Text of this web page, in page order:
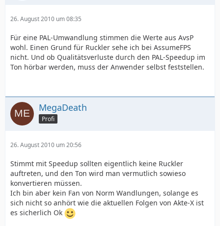
26. August 2010 um 08:35
Für eine PAL-Umwandlung stimmen die Werte aus AvsP
wohl. Einen Grund für Ruckler sehe ich bei AssumeFPS
nicht. Und ob Qualitätsverluste durch den PAL-Speedup im
Ton hörbar werden, muss der Anwender selbst feststellen.
MegaDeath
Profi
26. August 2010 um 20:56
Stimmt mit Speedup sollten eigentlich keine Ruckler
auftreten, und den Ton wird man vermutlich sowieso
konvertieren müssen.
Ich bin aber kein Fan von Norm Wandlungen, solange es
sich nicht so anhört wie die aktuellen Folgen von Akte-X ist
es sicherlich Ok